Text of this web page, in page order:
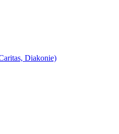
Diakonie)